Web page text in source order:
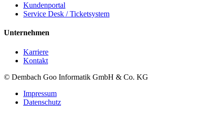
Kundenportal
Service Desk / Ticketsystem
Unternehmen
Karriere
Kontakt
© Dembach Goo Informatik GmbH & Co. KG
Impressum
Datenschutz